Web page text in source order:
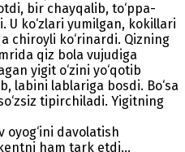
bir chayqalib, to‘ppa-
U ko‘zlari yumilgan, kokillari
chiroyli ko‘rinardi. Qizning
qiz bola vujudiga
yigit o‘zini yo‘qotib
labini lablariga bosdi. Bo‘sa
tipirchiladi. Yigitning
oyog‘ini davolatish
ham tark etdi…